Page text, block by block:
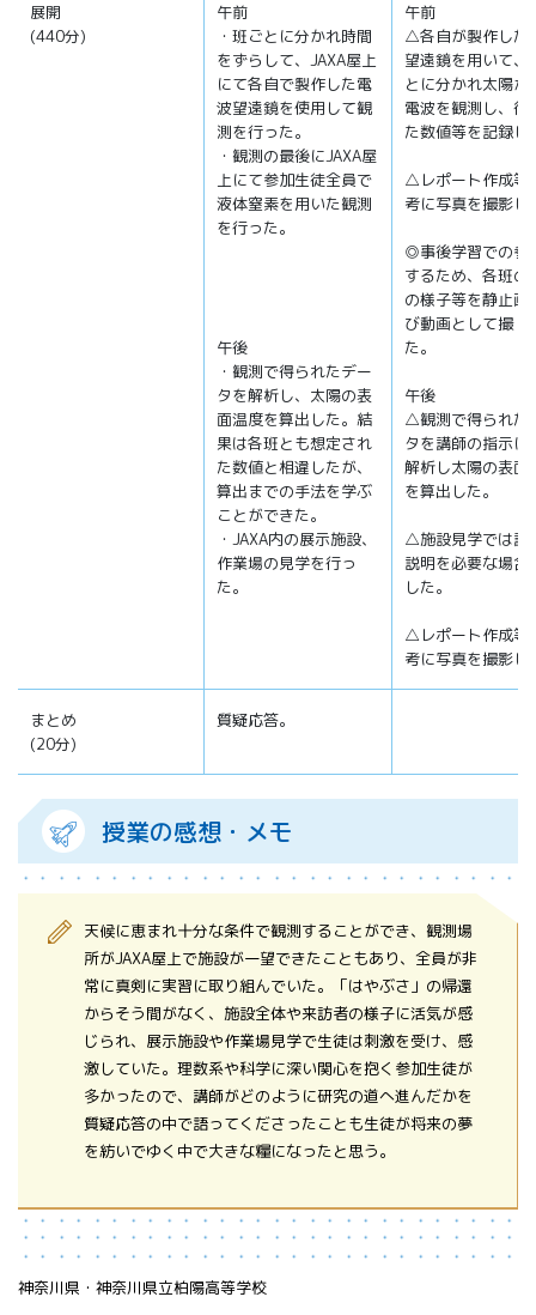
展開
(440分)
午前
・班ごとに分かれ時間
をずらして、JAXA屋上
にて各自で製作した電
波望遠鏡を使用して観
測を行った。
・観測の最後にJAXA屋
上にて参加生徒全員で
液体窒素を用いた観測
を行った。
午後
・観測で得られたデー
タを解析し、太陽の表
面温度を算出した。結
果は各班とも想定され
た数値と相違したが、
算出までの手法を学ぶ
ことができた。
・JAXA内の展示施設、
作業場の見学を行っ
た。
午前
△各自が製作した
望遠鏡を用いて、
とに分かれ太陽か
電波を観測し、得
た数値等を記録し
△レポート作成等
考に写真を撮影し
◎事後学習での参
するため、各班の
の様子等を静止画
び動画として撮
た。
午後
△観測で得られた
タを講師の指示に
解析し太陽の表面
を算出した。
△施設見学では講
説明を必要な場合
した。
△レポート作成等
考に写真を撮影し
まとめ
(20分)
質疑応答。
授業の感想・メモ
天候に恵まれ十分な条件で観測することができ、観測場
所がJAXA屋上で施設が一望できたこともあり、全員が非
常に真剣に実習に取り組んでいた。「はやぶさ」の帰還
からそう間がなく、施設全体や来訪者の様子に活気が感
じられ、展示施設や作業場見学で生徒は刺激を受け、感
激していた。理数系や科学に深い関心を抱く参加生徒が
多かったので、講師がどのように研究の道へ進んだかを
質疑応答の中で語ってくださったことも生徒が将来の夢
を紡いでゆく中で大きな糧になったと思う。
神奈川県・神奈川県立柏陽高等学校